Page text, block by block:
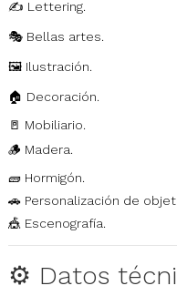
✍️ Lettering.
🎭 Bellas artes.
🖼️ Ilustración.
🏠 Decoración.
🚪 Mobiliario.
🪵 Madera.
🧱 Hormigón.
🚗 Personalización de
🎪 Escenografía.
⚙️ Datos